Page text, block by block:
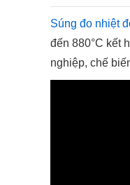
Súng đo nhiệt
đến 880°C kết
nghiệp, chế